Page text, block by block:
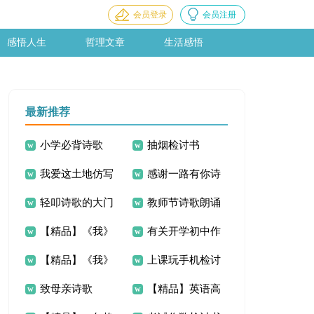
会员登录 会员注册
感悟人生 哲理文章 生活感悟
最新推荐
小学必背诗歌 抽烟检讨书
我爱这土地仿写
诗歌
感谢一路有你诗
歌
轻叩诗歌的大门
作文300字6篇
教师节诗歌朗诵
稿
【精品】《我》
初中作文300字6篇
有关开学初中作
文300字三篇
【精品】《我》
初中作文300字4篇
上课玩手机检讨
书
致母亲诗歌 【精品】英语高